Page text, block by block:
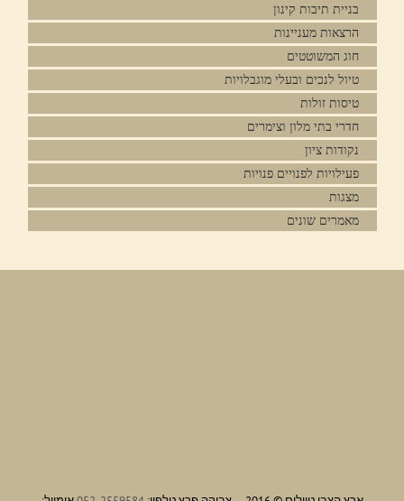
בניית תיבות קינון
הרצאות מעניינות
חוג המשוטטים
טיול לנכים ובעלי מוגבלויות
טיסות זולות
חדרי בתי מלון וצימרים
נקודות ציון
פעילויות לפנויים פנויות
מצגות
מאמרים שונים